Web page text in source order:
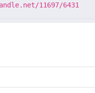
11697/6431